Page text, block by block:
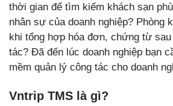
thời gian để tìm kiếm khách sạn
nhân sự của doanh nghiệp? Phòng
khi tổng hợp hóa đơn, chứng từ
tác? Đã đến lúc doanh nghiệp bạn
mềm quản lý công tác cho doanh
Vntrip TMS là gì?